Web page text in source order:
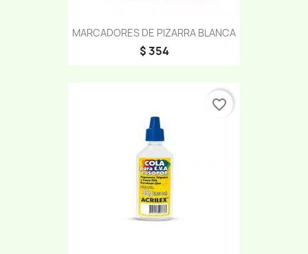
MARCADORES DE PIZARRA BLANCA
$ 354
favorite_border